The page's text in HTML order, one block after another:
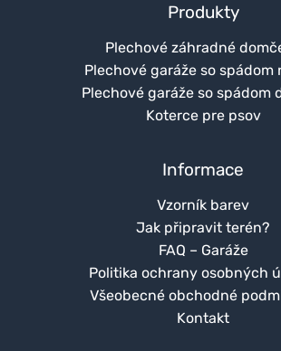
Produkty
Plechové záhradné
Plechové garáže so spádom
Plechové garáže so spádom
Koterce pre psov
Informace
Vzorník barev
Jak připravit terén?
FAQ – Garáže
Politika ochrany osobných
Všeobecné obchodné
Kontakt